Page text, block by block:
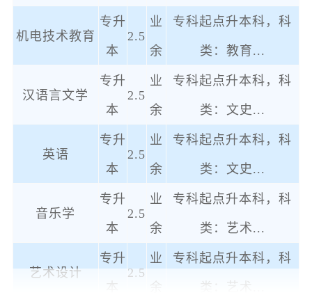
机电技术教育
专升
本
2.5
业
余
专科起点升本科，科
类：教育...
汉语言文学
专升
本
2.5
业
余
专科起点升本科，科
类：文史 ...
英语
专升
本
2.5
业
余
专科起点升本科，科
类：文史 ...
音乐学
专升
本
2.5
业
余
专科起点升本科，科
类：艺术...
艺术设计
专升
2.5
业 专科起点升本科，科